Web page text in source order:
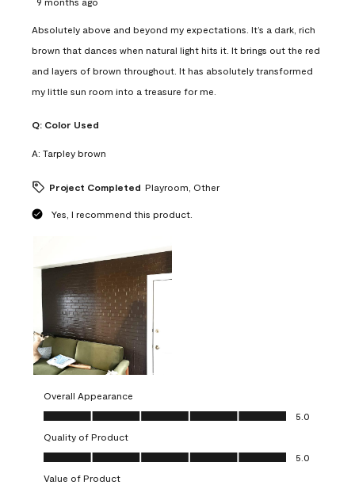
Absolutely above and beyond my expectations. It’s a dark, rich
brown that dances when natural light hits it. It brings out the red
and layers of brown throughout. It has absolutely transformed
my little sun room into a treasure for me.
Q: Color Used
A: Tarpley brown
Project Completed Playroom, Other
Yes, I recommend this product.
Overall Appearance
Overall Appearance, 5.0 out of 5
5.0
Quality of Product
Quality of Product, 5.0 out of 5
5.0
Value of Product